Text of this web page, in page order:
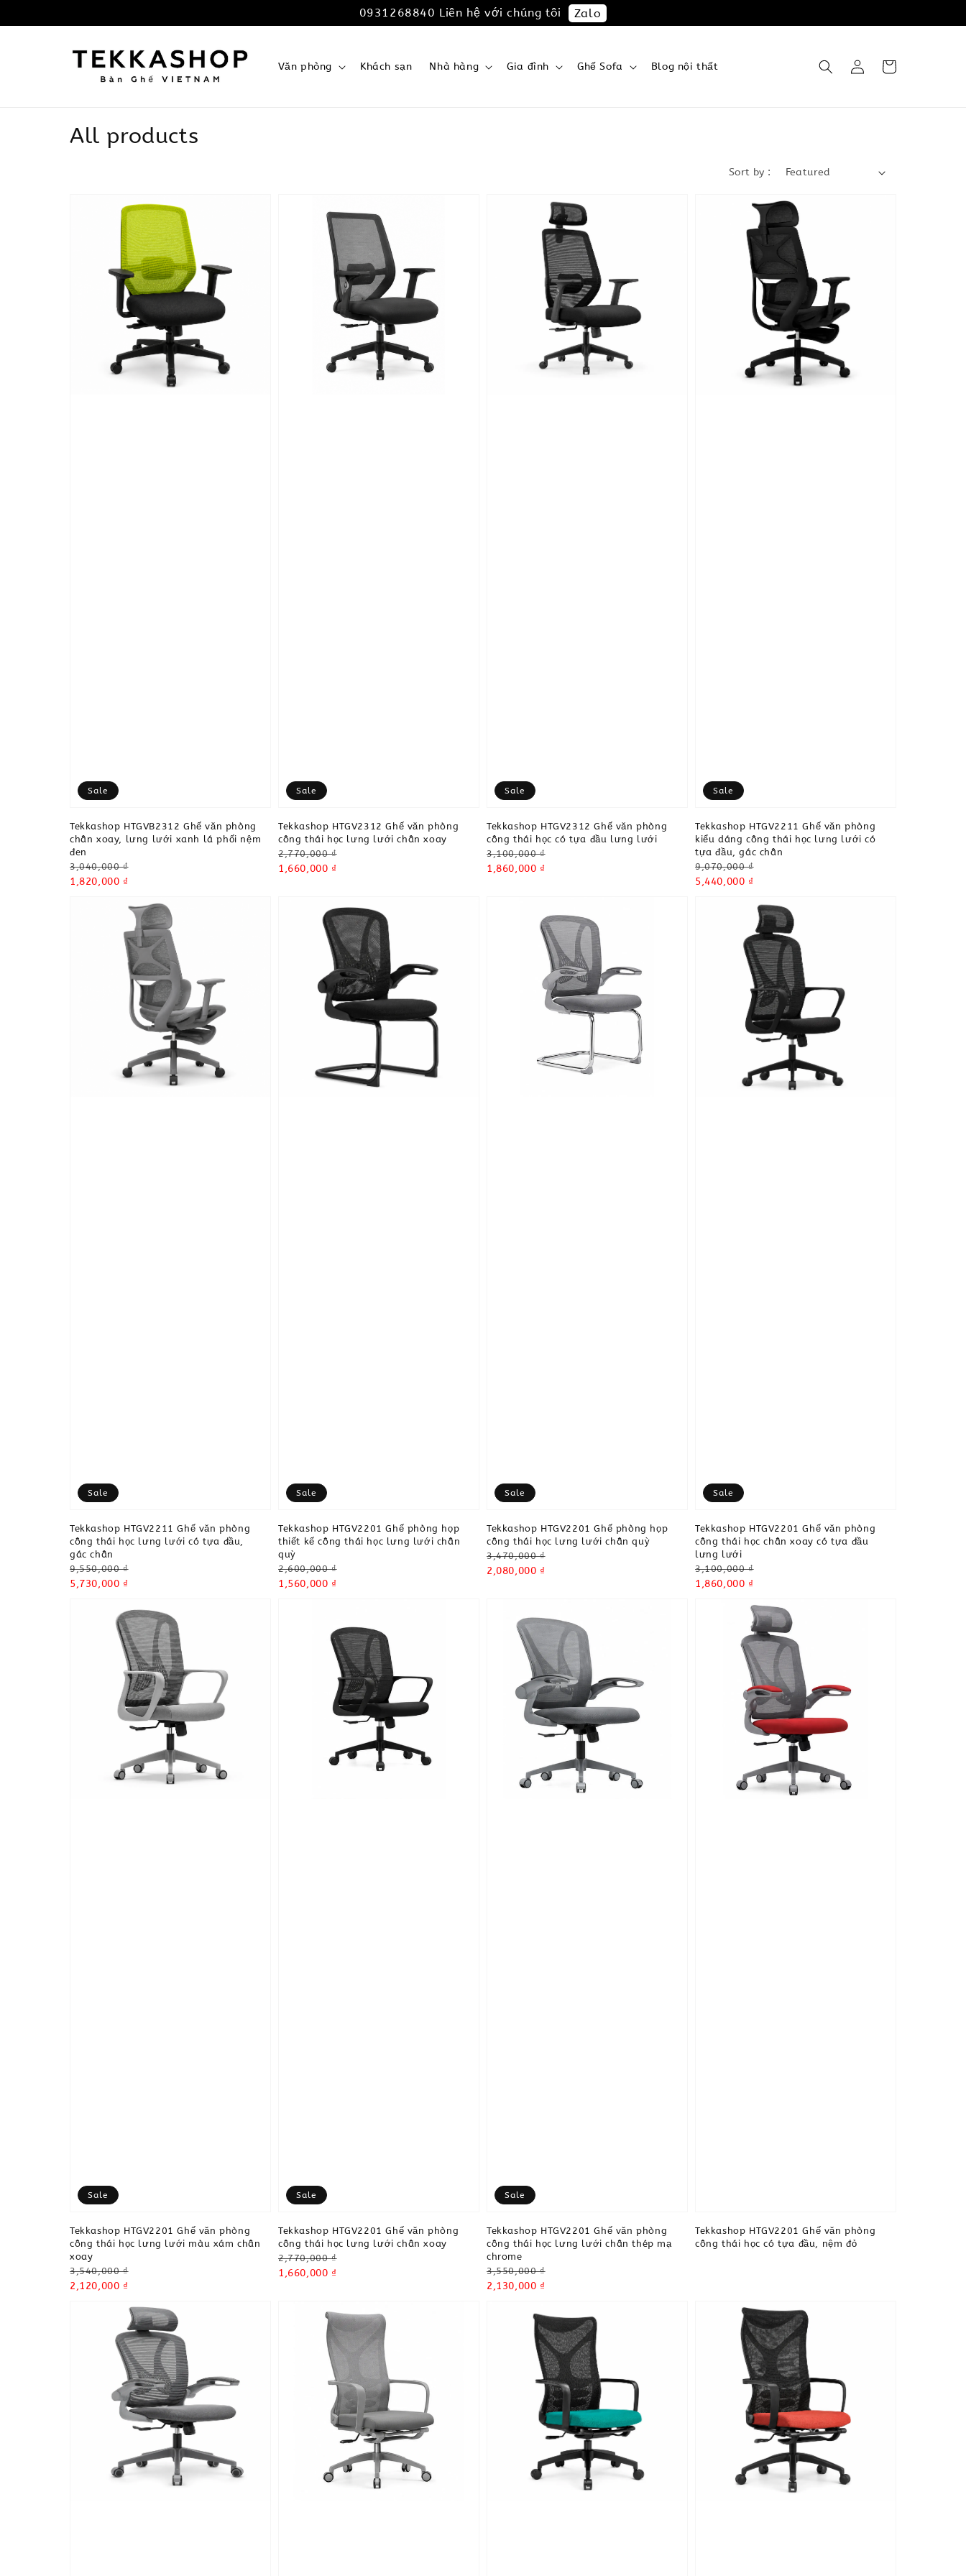
0931268840 Liên hệ với chúng tôi Zalo
Văn phòng Khách sạn Nhà hàng Gia đình Ghế Sofa Blog nội thất
All products
Sort by :
Sale
Tekkashop HTGVB2312 Ghế văn phòng
chân xoay, lưng lưới xanh lá phối nệm
đen
Regular
price
3,040,000 ₫
Sale
1,820,000 ₫
Sale
Tekkashop HTGV2312 Ghế văn phòng
công thái học lưng lưới chân xoay
Regular
price
2,770,000 ₫
Sale
1,660,000 ₫
Sale
Tekkashop HTGV2312 Ghế văn phòng
công thái học có tựa đầu lưng lưới
Regular
price
3,100,000 ₫
Sale
1,860,000 ₫
Sale
Tekkashop HTGV2211 Ghế văn phòng
kiểu dáng công thái học lưng lưới có
tựa đầu, gác chân
Regular
price
9,070,000 ₫
Sale
5,440,000 ₫
Sale
Tekkashop HTGV2211 Ghế văn phòng
công thái học lưng lưới có tựa đầu,
gác chân
Regular
price
9,550,000 ₫
Sale
5,730,000 ₫
Sale
Tekkashop HTGV2201 Ghế phòng họp
thiết kế công thái học lưng lưới chân
quỳ
Regular
price
2,600,000 ₫
Sale
1,560,000 ₫
Sale
Tekkashop HTGV2201 Ghế phòng họp
công thái học lưng lưới chân quỳ
Regular
price
3,470,000 ₫
Sale
2,080,000 ₫
Sale
Tekkashop HTGV2201 Ghế văn phòng
công thái học chân xoay có tựa đầu
lưng lưới
Regular
price
3,100,000 ₫
Sale
1,860,000 ₫
Sale
Tekkashop HTGV2201 Ghế văn phòng
công thái học lưng lưới màu xám chân
xoay
Regular
price
3,540,000 ₫
Sale
2,120,000 ₫
Sale
Tekkashop HTGV2201 Ghế văn phòng
công thái học lưng lưới chân xoay
Regular
price
2,770,000 ₫
Sale
1,660,000 ₫
Sale
Tekkashop HTGV2201 Ghế văn phòng
công thái học lưng lưới chân thép mạ
chrome
Regular
price
3,550,000 ₫
Sale
2,130,000 ₫
Tekkashop HTGV2201 Ghế văn phòng
công thái học có tựa đầu, nệm đỏ